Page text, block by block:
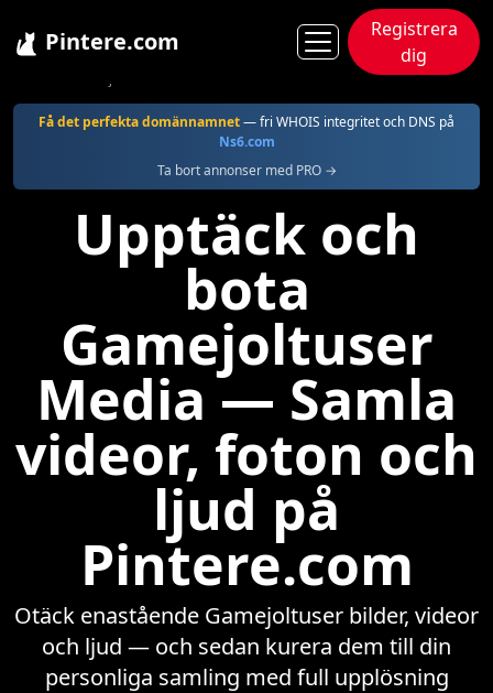
Pintere.com
Registrera
dig
Få det perfekta domännamnet— fri WHOIS integritet och DNS på
Ns6.com
Ta bort annonser med PRO →
Upptäck och
bota
Gamejoltuser
Media — Samla
videor, foton och
ljud på
Pintere.com
Otäck enastående Gamejoltuser bilder, videor
och ljud — och sedan kurera dem till din
personliga samling med full upplösning